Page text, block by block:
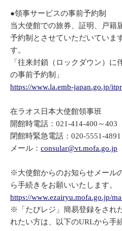
●領事サービスの事前予約制
当大使館での旅券、証明、戸籍
予約制とさせていただいていま
す。
「往来封鎖（ロックダウン）に
の事前予約制」
https://www.la.emb-japan.go.jp/
在ラオス日本大使館領事班
開館時電話：021-414-400～403
閉館時緊急電話：020-5551-4891
メール： consular@vt.mofa.go.jp
※大使館からのお知らせメール
ら手続きをお願いいたします。
https://www.ezairyu.mofa.go.jp/
※「たびレジ」簡易登録をされ
れたい方は、以下のURLから手